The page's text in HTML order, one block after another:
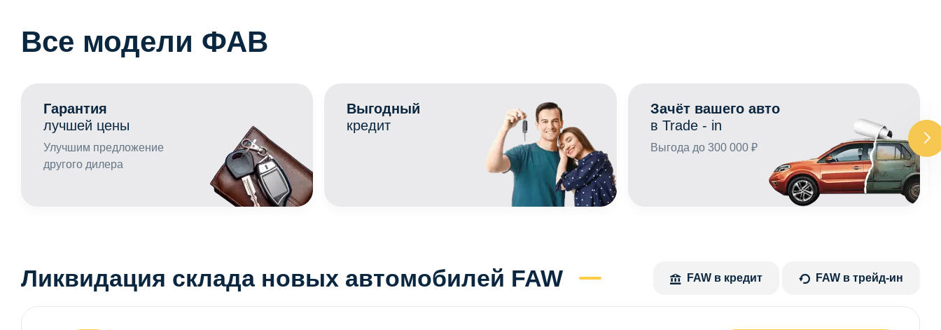
Все модели ФАВ
Гарантия
лучшей цены
Улучшим предложение
другого дилера
Выгодный
кредит
Зачёт вашего авто
в Trade - in
Выгода до 300 000 ₽
Ликвидация склада новых автомобилей FAW FAW в кредит FAW в трейд-ин